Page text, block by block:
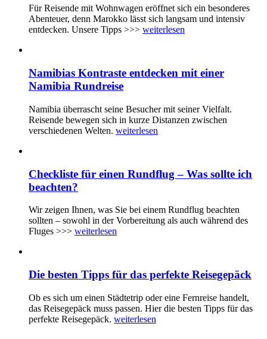
Für Reisende mit Wohnwagen eröffnet sich ein besonderes
Abenteuer, denn Marokko lässt sich langsam und intensiv
entdecken. Unsere Tipps >>> weiterlesen
Namibias Kontraste entdecken mit einer
Namibia Rundreise
Namibia überrascht seine Besucher mit seiner Vielfalt.
Reisende bewegen sich in kurze Distanzen zwischen
verschiedenen Welten. weiterlesen
Checkliste für einen Rundflug – Was sollte ich
beachten?
Wir zeigen Ihnen, was Sie bei einem Rundflug beachten
sollten – sowohl in der Vorbereitung als auch während des
Fluges >>> weiterlesen
Die besten Tipps für das perfekte Reisegepäck
Ob es sich um einen Städtetrip oder eine Fernreise handelt,
das Reisegepäck muss passen. Hier die besten Tipps für das
perfekte Reisegepäck. weiterlesen